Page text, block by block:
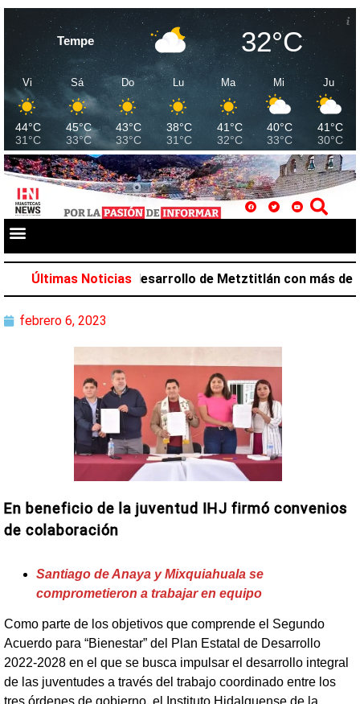
Tempe 32°C
Vi
44°C
31°C
Sá
45°C
33°C
Do
43°C
33°C
Lu
38°C
31°C
Ma
41°C
32°C
Mi
40°C
33°C
Ju
41°C
30°C
Últimas Noticias
Salazar favorece desarrollo de Metztitlán con más de
febrero 6, 2023
En beneficio de la juventud IHJ firmó convenios
de colaboración
Santiago de Anaya y Mixquiahuala se
comprometieron a trabajar en equipo
Como parte de los objetivos que comprende el Segundo
Acuerdo para “Bienestar” del Plan Estatal de Desarrollo
2022-2028 en el que se busca impulsar el desarrollo integral
de las juventudes a través del trabajo coordinado entre los